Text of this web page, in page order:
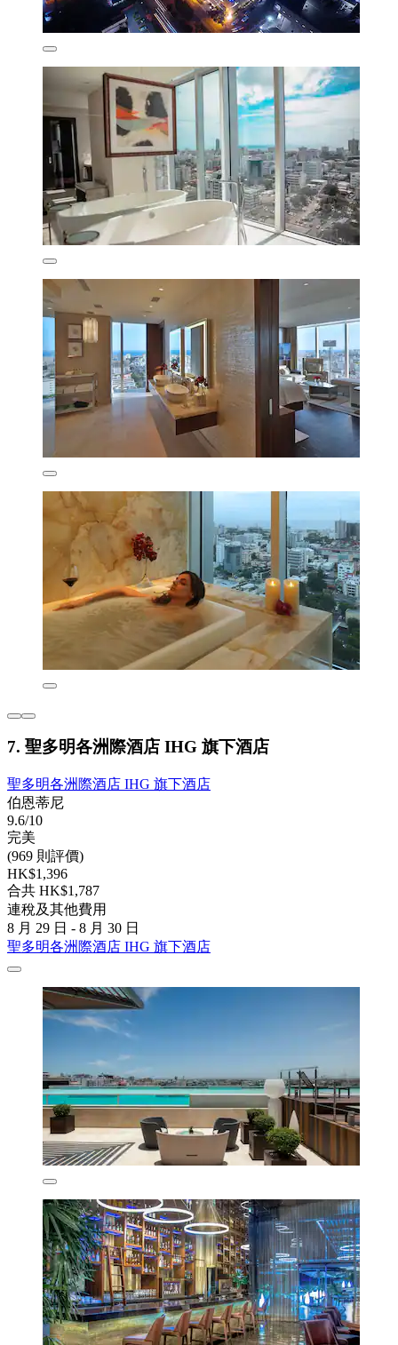
7. 聖多明各洲際酒店 IHG 旗下酒店
聖多明各洲際酒店 IHG 旗下酒店
伯恩蒂尼
9.6/10
完美
(969 則評價)
HK$1,396
合共 HK$1,787
連稅及其他費用
8 月 29 日 - 8 月 30 日
聖多明各洲際酒店 IHG 旗下酒店